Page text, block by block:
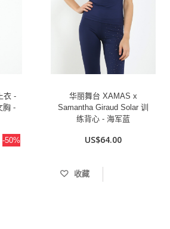
衣 -
胸 -
-50%
华丽舞台 XAMAS x
Samantha Giraud Solar 训
练背心 - 海军蓝
US$64.00
收藏